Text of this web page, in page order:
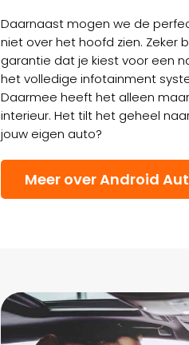
Daarnaast mogen we de
niet over het hoofd zien. Zeker
garantie dat je kiest voor een
het volledige infotainment
Daarmee heeft het alleen
interieur. Het tilt het geheel
jouw eigen auto?
Meer over Android